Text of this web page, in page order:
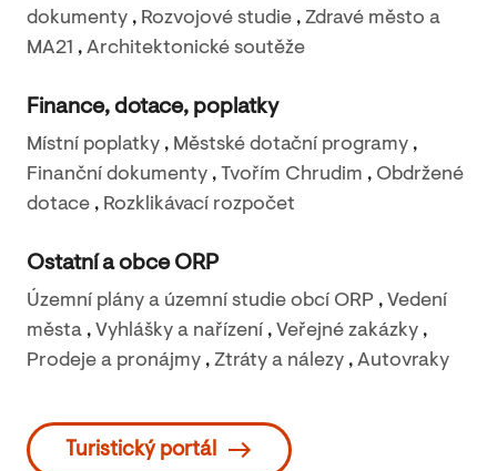
dokumenty , Rozvojové studie , Zdravé město a
MA21 , Architektonické soutěže
Finance, dotace, poplatky
Místní poplatky , Městské dotační programy ,
Finanční dokumenty , Tvořím Chrudim , Obdržené
dotace , Rozklikávací rozpočet
Ostatní a obce ORP
Územní plány a územní studie obcí ORP , Vedení
města , Vyhlášky a nařízení , Veřejné zakázky ,
Prodeje a pronájmy , Ztráty a nálezy , Autovraky
Turistický portál